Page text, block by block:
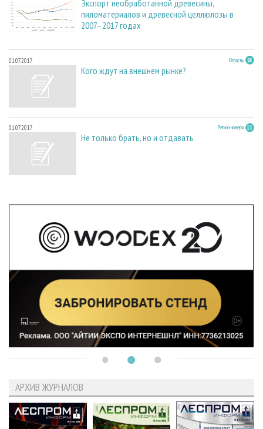
Экспорт необработанной древесины,
пиломатериалов и древесной целлюлозы в
2007–2017 годах
01.07.2017 Отрасль
Кого ждут на внешнем рынке?
01.07.2017 Регион номера
Не только брать, но и отдавать
АРХИВ ЖУРНАЛОВ